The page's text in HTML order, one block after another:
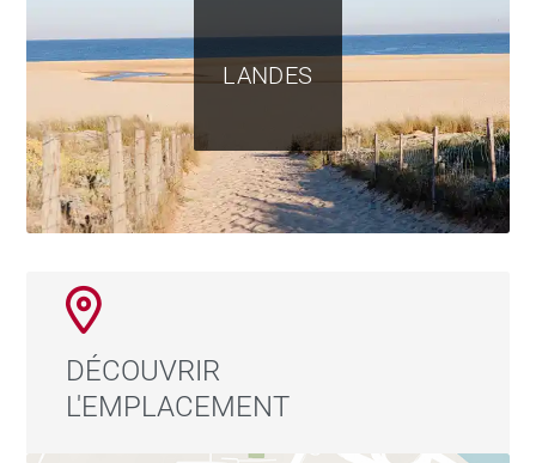
LANDES
DÉCOUVRIR
L'EMPLACEMENT